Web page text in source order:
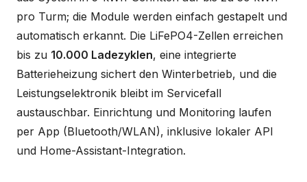
pro Turm; die Module werden einfach gestapelt und
automatisch erkannt. Die LiFePO4-Zellen erreichen
bis zu 10.000 Ladezyklen, eine integrierte
Batterieheizung sichert den Winterbetrieb, und die
Leistungselektronik bleibt im Servicefall
austauschbar. Einrichtung und Monitoring laufen
per App (Bluetooth/WLAN), inklusive lokaler API
und Home-Assistant-Integration.